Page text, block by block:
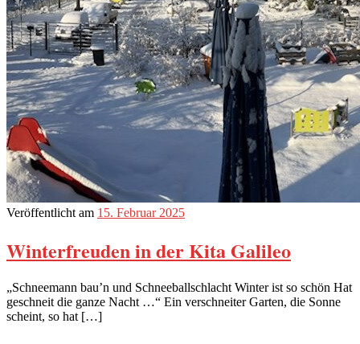
Veröffentlicht am 15. Februar 2025
Winterfreuden in der Kita Galileo
„Schneemann bau’n und Schneeballschlacht Winter ist so schön Hat
geschneit die ganze Nacht …“ Ein verschneiter Garten, die Sonne
scheint, so hat […]